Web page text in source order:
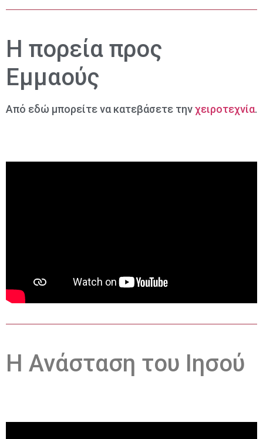
Η πορεία προς
Εμμαούς
Από εδώ μπορείτε να κατεβάσετε τηνχειροτεχνία.
Η Ανάσταση του Ιησού